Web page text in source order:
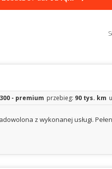
300 - premium przebieg: 90 tys. km
z wykonanej usługi.